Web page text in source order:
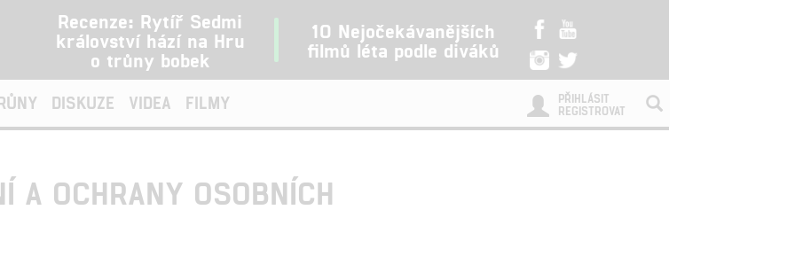
Recenze: Rytíř Sedmi
království hází na Hru
o trůny bobek
10 Nejočekávanějších
filmů léta podle diváků
DISKUZE VIDEA FILMY
PŘIHLÁSIT
REGISTROVAT
A OCHRANY OSOBNÍCH